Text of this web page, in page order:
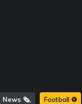
News 🗞️ Football ⚽️